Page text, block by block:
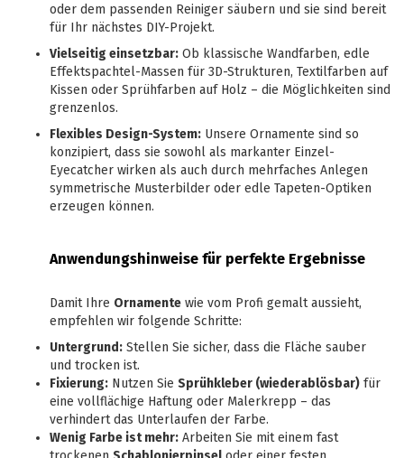
oder dem passenden Reiniger säubern und sie sind bereit
für Ihr nächstes DIY-Projekt.
Vielseitig einsetzbar: Ob klassische Wandfarben, edle
Effektspachtel-Massen für 3D-Strukturen, Textilfarben auf
Kissen oder Sprühfarben auf Holz – die Möglichkeiten sind
grenzenlos.
Flexibles Design-System: Unsere Ornamente sind so
konzipiert, dass sie sowohl als markanter Einzel-
Eyecatcher wirken als auch durch mehrfaches Anlegen
symmetrische Musterbilder oder edle Tapeten-Optiken
erzeugen können.
Anwendungshinweise für perfekte Ergebnisse
Damit Ihre Ornamente wie vom Profi gemalt aussieht,
empfehlen wir folgende Schritte:
Untergrund: Stellen Sie sicher, dass die Fläche sauber
und trocken ist.
Fixierung: Nutzen Sie Sprühkleber (wiederablösbar) für
eine vollflächige Haftung oder Malerkrepp – das
verhindert das Unterlaufen der Farbe.
Wenig Farbe ist mehr: Arbeiten Sie mit einem fast